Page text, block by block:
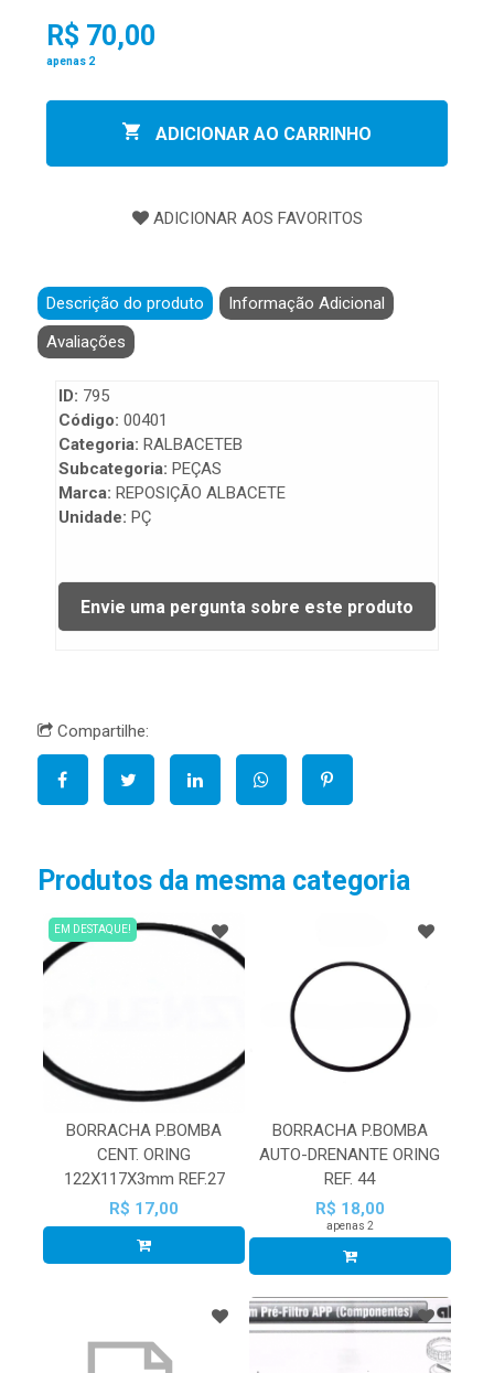
R$ 70,00
apenas 2
ADICIONAR AO CARRINHO
Descrição do produto
Informação Adicional
Avaliações
ID: 795
Código: 00401
Categoria: RALBACETEB
Subcategoria: PEÇAS
Marca: REPOSIÇÃO ALBACETE
Unidade: PÇ
Compartilhe:
Produtos da mesma categoria
EM DESTAQUE!
BORRACHA P.BOMBA
CENT. ORING
122X117X3mm REF.27
R$ 17,00
BORRACHA P.BOMBA
AUTO-DRENANTE ORING
REF. 44
R$ 18,00
apenas 2